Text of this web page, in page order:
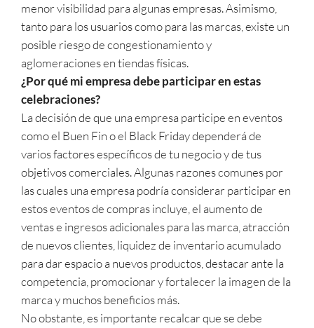
menor visibilidad para algunas empresas. Asimismo,
tanto para los usuarios como para las marcas, existe un
posible riesgo de congestionamiento y
aglomeraciones en tiendas físicas.
¿Por qué mi empresa debe participar en estas
celebraciones?
La decisión de que una empresa participe en eventos
como el Buen Fin o el Black Friday dependerá de
varios factores específicos de tu negocio y de tus
objetivos comerciales. Algunas razones comunes por
las cuales una empresa podría considerar participar en
estos eventos de compras incluye, el aumento de
ventas e ingresos adicionales para las marca, atracción
de nuevos clientes, liquidez de inventario acumulado
para dar espacio a nuevos productos, destacar ante la
competencia, promocionar y fortalecer la imagen de la
marca y muchos beneficios más.
No obstante, es importante recalcar que se debe